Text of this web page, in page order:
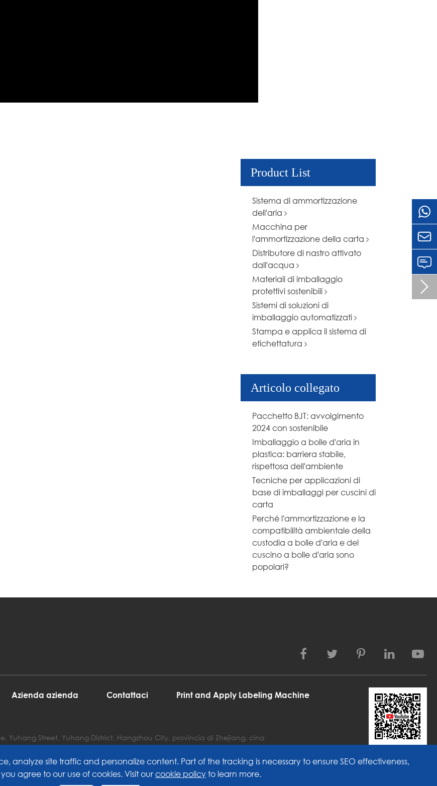
Product List
Sistema di ammortizzazione
dell'aria
Macchina per
l'ammortizzazione della carta
Distributore di nastro attivato
dall'acqua
Materiali di imballaggio
protettivi sostenibili
Sistemi di soluzioni di
imballaggio automatizzati
Stampa e applica il sistema di
etichettatura
Articolo collegato
Pacchetto BJT: avvolgimento
2024 con sostenibile
Imballaggio a bolle d'aria in
plastica: barriera stabile,
rispettosa dell'ambiente
Tecniche per applicazioni di
base di imballaggi per cuscini di
carta
Perché l'ammortizzazione e la
compatibilità ambientale della
custodia a bolle d'aria e del
cuscino a bolle d'aria sono
popolari?
Azienda azienda Contattaci Print and Apply Labeling Machine
Yuhang Street, Yuhang District, Hangzhou City, provincia di Zhejiang, cina


analyze site traffic and personalize content. Part of the tracking is necessary to ensure SEO effectiveness,
you agree to our use of cookies. Visit ourcookie policyto learn more.